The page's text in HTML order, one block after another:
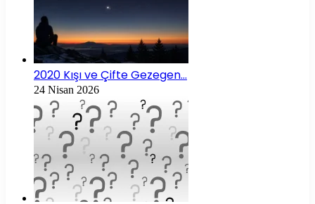
2020 Kışı ve Çifte Gezegen…
24 Nisan 2026